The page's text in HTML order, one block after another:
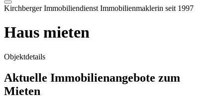
Kirchberger Immobiliendienst Immobilienmaklerin seit 1997
Haus mieten
Objektdetails
Aktuelle Immobilienangebote zum
Mieten